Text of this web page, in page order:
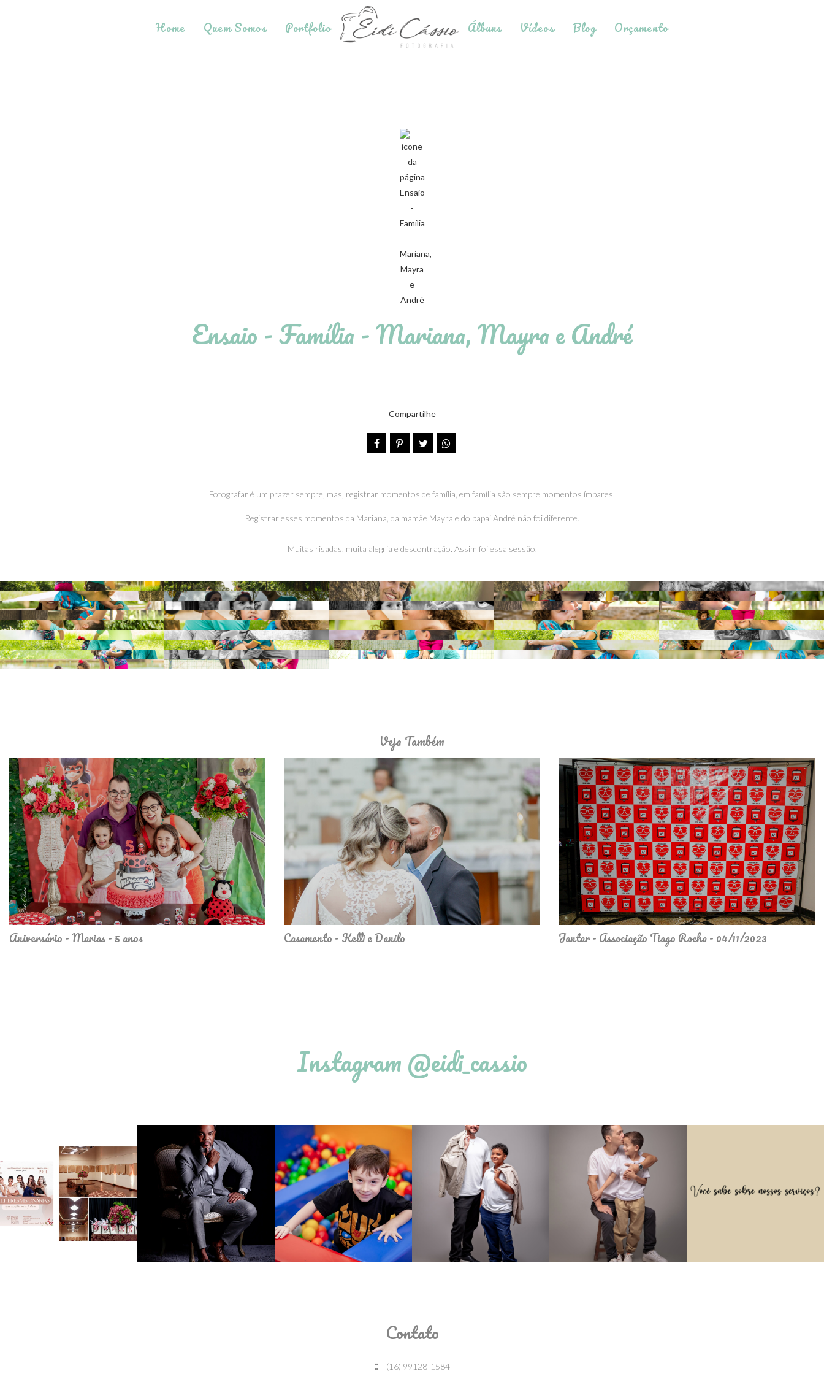
Home Quem Somos Portfolio Álbuns Vídeos Blog Orçamento
Ensaio - Família - Mariana, Mayra e André
Compartilhe
Fotografar é um prazer sempre, mas, registrar momentos de família, em família são sempre momentos ímpares.
Registrar esses momentos da Mariana, da mamãe Mayra e do papai André não foi diferente.
Muitas risadas, muita alegria e descontração. Assim foi essa sessão.
Veja Também
Aniversário - Marias - 5 anos Casamento - Kelli e Danilo Jantar - Associação Tiago Rocha - 04/11/2023
Instagram @eidi_cassio
Contato
(16) 99128-1584